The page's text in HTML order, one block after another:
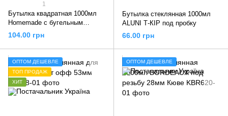
1
Бутылка квадратная 1000мл
Homemade с бугельным
замком
104.00 грн
Бутылка стеклянная 1000мл
ALUNI Т-КІР под пробку
66.00 грн
ОПТОМ ДЕШЕВЛЕ
ТОП ПРОДАЖ
ХИТ
ОПТОМ ДЕШЕВЛЕ